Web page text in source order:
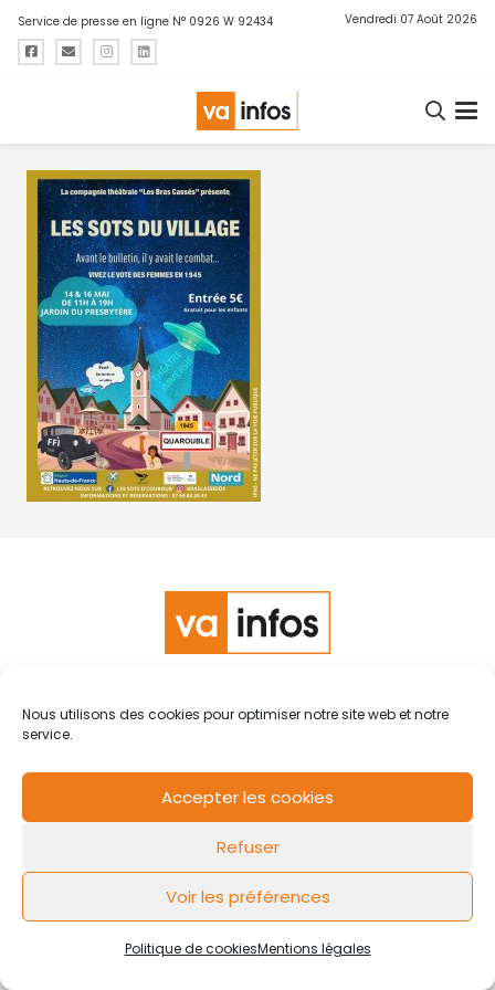
Nous utilisons des cookies pour optimiser notre site web et notre
service.
Accepter les cookies
Refuser
Voir les préférences
Politique de cookiesMentions légales
Service de presse en ligne N° 0926 W 92434 Vendredi 07 Août 2026
Contact
Mentions légales Politique de cookies Design by